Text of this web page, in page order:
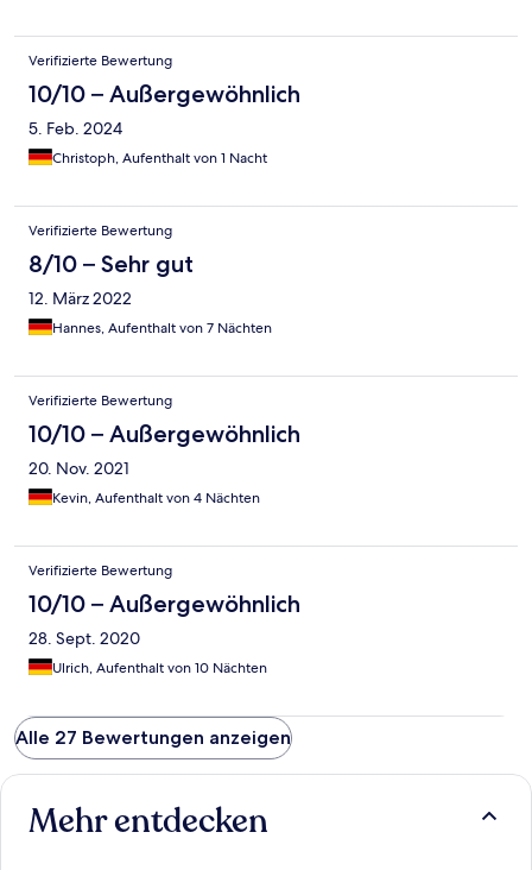
Verifizierte Bewertung
10/10 – Außergewöhnlich
5. Feb. 2024
Christoph, Aufenthalt von 1 Nacht
Verifizierte Bewertung
8/10 – Sehr gut
12. März 2022
Hannes, Aufenthalt von 7 Nächten
Verifizierte Bewertung
10/10 – Außergewöhnlich
20. Nov. 2021
Kevin, Aufenthalt von 4 Nächten
Verifizierte Bewertung
10/10 – Außergewöhnlich
28. Sept. 2020
Ulrich, Aufenthalt von 10 Nächten
Alle 27 Bewertungen anzeigen
Mehr entdecken